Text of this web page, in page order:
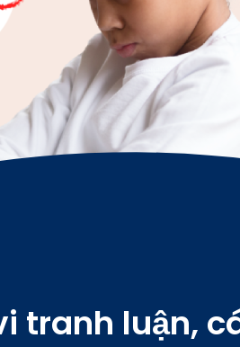
khỏe tâm
tranh luận,